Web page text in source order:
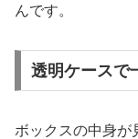
んです。
透明ケースで
ボックスの中身が